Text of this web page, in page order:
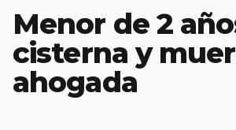
Menor de 2
cisterna y
ahogada